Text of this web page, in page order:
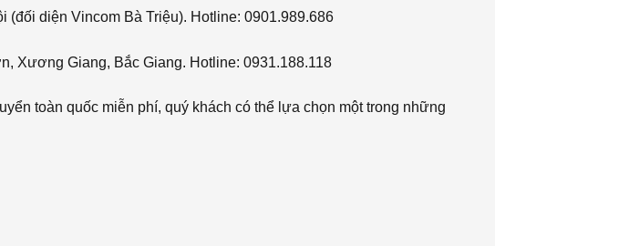
diện Vincom Bà Triệu). Hotline: 0901.989.686
Xương Giang, Bắc Giang. Hotline: 0931.188.118
toàn quốc miễn phí, quý khách có thể lựa chọn một trong những